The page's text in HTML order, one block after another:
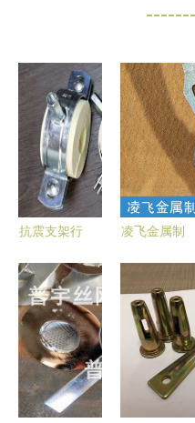
抗震支架行
郸世盛金属
制品，专业
制造与在线
咨询服务并
重
凌飞金属制
通扣厂家，
供应优质产
品与合理选